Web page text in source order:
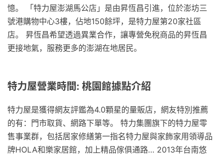
憶。 「特力屋澎湖馬公店」是由昇恆昌引進，位於澎坊三
號港購物中心3樓，佔地150餘坪，是特力屋第20家社區
店。 昇恆昌希望透過異業合作，讓專營免稅商品的昇恆昌
更接地氣，服務更多的澎湖在地居民。
特力屋營業時間: 桃園館據點介紹
特力屋是獲得網友評鑑為4.0顆星的量販店，網友特別推薦
的有：門市取貨、網路下單等。 特力集團旗下的特力屋零
售事業群，包括居家修繕第一指名特力屋與家飾家用領導品
牌HOLA和樂家居館，加上精品傢俱通路… 2013年台南悠